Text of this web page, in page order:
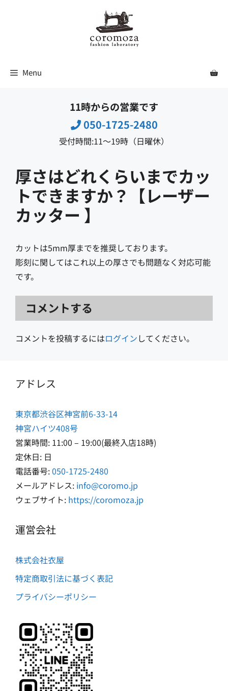
Menu
11時からの営業です
050-1725-2480
受付時間:11〜19時（日曜休）
厚さはどれくらいまでカッ
トできますか？【レーザー
カッター 】
カットは5mm厚までを推奨しております。
彫刻に関してはこれ以上の厚さでも問題なく対応可能
です。
コメントする
コメントを投稿するにはログインしてください。
アドレス
東京都渋谷区神宮前6-33-14
神宮ハイツ408号
営業時間: 11:00 – 19:00(最終入店18時)
定休日: 日
電話番号:050-1725-2480
メールアドレス: info@coromo.jp
ウェブサイト: https://coromoza.jp
運営会社
株式会社衣屋
特定商取引法に基づく表記
プライバシーポリシー